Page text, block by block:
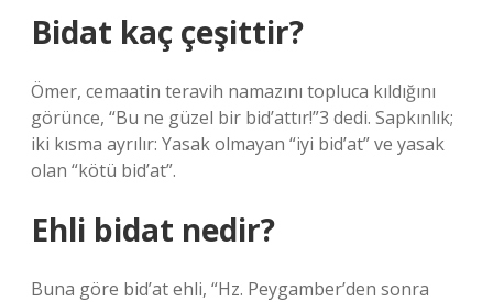
Bidat kaç çeşittir?
Ömer, cemaatin teravih namazını topluca kıldığını
görünce, “Bu ne güzel bir bid’attır!”3 dedi. Sapkınlık;
iki kısma ayrılır: Yasak olmayan “iyi bid’at” ve yasak
olan “kötü bid’at”.
Ehli bidat nedir?
Buna göre bid’at ehli, “Hz. Peygamber’den sonra